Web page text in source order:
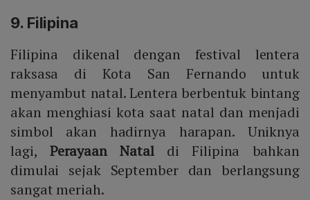
9. Filipina
Filipina dikenal dengan festival lentera
raksasa di Kota San Fernando untuk
menyambut natal. Lentera berbentuk bintang
akan menghiasi kota saat natal dan menjadi
simbol akan hadirnya harapan. Uniknya
lagi, Perayaan Nataldi Filipina bahkan
dimulai sejak September dan berlangsung
sangat meriah.